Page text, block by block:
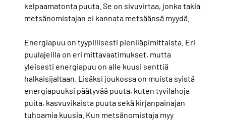
kelpaamatonta puuta. Se on sivuvirtaa, jonka takia
metsänomistajan ei kannata metsäänsä myydä.
Energiapuu on tyypillisesti pieniläpimittaista. Eri
puulajeilla on eri mittavaatimukset, mutta
yleisesti energiapuu on alle kuusi senttiä
halkaisijaltaan. Lisäksi joukossa on muista syistä
energiapuuksi päätyvää puuta, kuten tyvilahoja
puita, kasvuvikaista puuta sekä kirjanpainajan
tuhoamia kuusia. Kun metsänomistaja myy